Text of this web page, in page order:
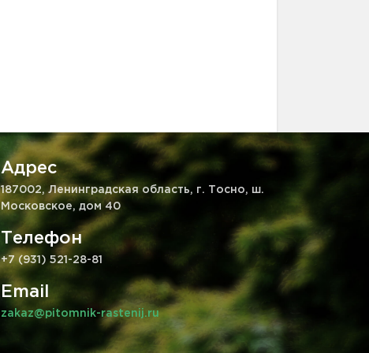
Адрес
187002, Ленинградская область, г. Тосно, ш.
Московское, дом 40
Телефон
+7 (931) 521-28-81
Email
zakaz@pitomnik-rastenij.ru